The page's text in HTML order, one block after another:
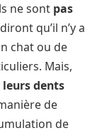
ne sont pas
qu’il n’y a
chat ou de
Mais,
leurs dents
de
de